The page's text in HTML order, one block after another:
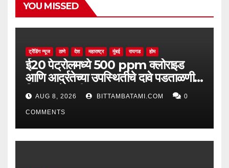
YOU MISSED
ट्रेंडिंग न्यूज ठाणे देश महाराष्ट्र मुंबई रायगड होम
ई20 पेट्रोलमध्ये 500 ppm क्लोराइड
आणि आर्द्रतेच्या उपस्थितीचे दावे पडताळणीत
सिद्ध झाले नाहीत
AUG 8, 2026 BITTAMBATAMI.COM 0
COMMENTS